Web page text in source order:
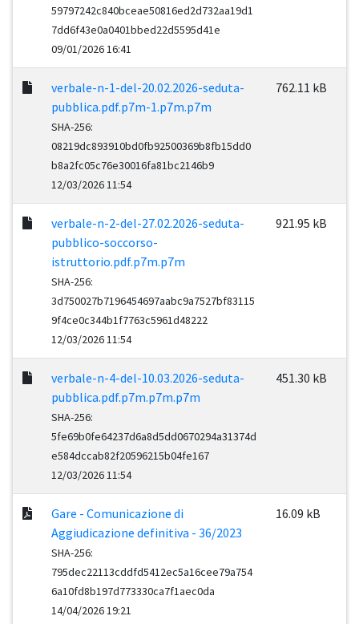
59797242c840bceae50816ed2d732aa19d1
7dd6f43e0a0401bbed22d5595d41e
09/01/2026 16:41
verbale-n-1-del-20.02.2026-seduta-
pubblica.pdf.p7m-1.p7m.p7m
SHA-256:
08219dc893910bd0fb92500369b8fb15dd0
b8a2fc05c76e30016fa81bc2146b9
12/03/2026 11:54
762.11 kB
verbale-n-2-del-27.02.2026-seduta-
pubblico-soccorso-
istruttorio.pdf.p7m.p7m
SHA-256:
3d750027b7196454697aabc9a7527bf83115
9f4ce0c344b1f7763c5961d48222
12/03/2026 11:54
921.95 kB
verbale-n-4-del-10.03.2026-seduta-
pubblica.pdf.p7m.p7m.p7m
SHA-256:
5fe69b0fe64237d6a8d5dd0670294a31374d
e584dccab82f20596215b04fe167
12/03/2026 11:54
451.30 kB
Gare - Comunicazione di
Aggiudicazione definitiva - 36/2023
SHA-256:
795dec22113cddfd5412ec5a16cee79a754
6a10fd8b197d773330ca7f1aec0da
14/04/2026 19:21
16.09 kB